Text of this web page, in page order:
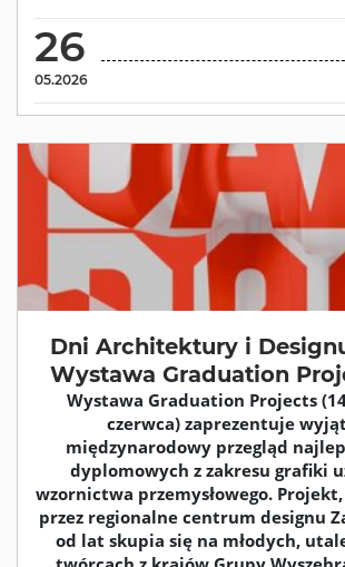
26
05.2026
Dni Architektury i
Wystawa Graduation
Wystawa Graduation Projects
czerwca) zaprezentuje
międzynarodowy przegląd
dyplomowych z zakresu grafiki
wzornictwa przemysłowego.
przez regionalne centrum designu
od lat skupia się na młodych,